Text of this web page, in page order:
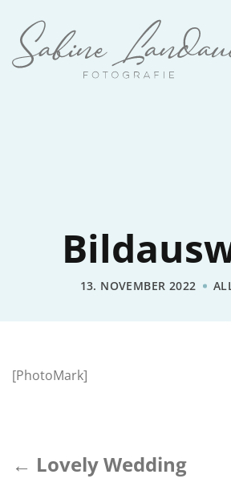
13. NOVEMBER 2022
[PhotoMark]
← Lovely Wedding